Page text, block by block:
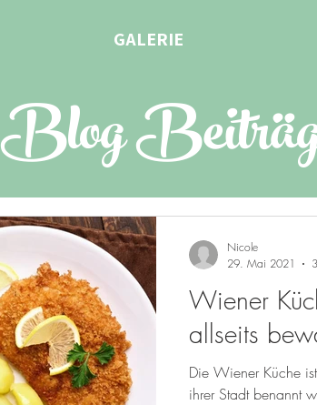
GALERIE
Wiener
allseits
Die Wiener Küche
ihrer Stadt benannt
Nicole
29. Mai 2021
Blog